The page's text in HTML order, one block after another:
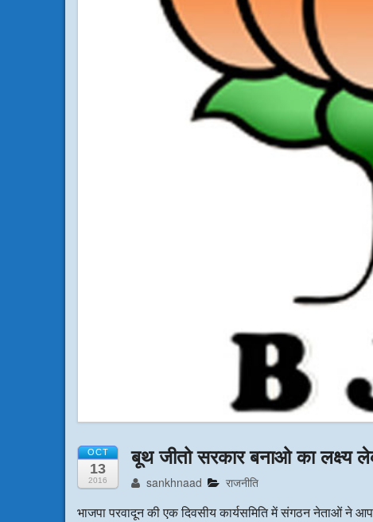
OCT
13
2016
बूथ जीतो सरकार बनाओ का लक्ष्य
sankhnaad राजनीति
भाजपा परवादून की एक दिवसीय कार्यसमिति में संगठन नेताओं ने